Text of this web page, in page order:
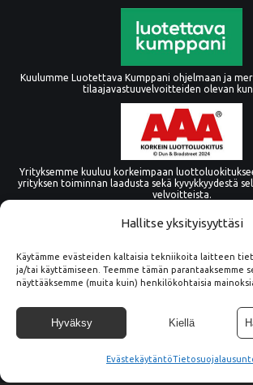
Hallitse yksityisyyttäsi
Käytämme evästeiden kaltaisia tekniikoita laitteen
ja/tai käyttämiseen. Teemme tämän parantaaksemme
näyttääksemme (muita kuin) henkilökohtaisia
selauskäyttäytymistä tai yksilöllisiä tunnuksia.
peruuttaminen voi vaikuttaa haitallisesti tiettyihin
toimintoihin.
Hyväksy Kiellä
Evästekäytäntö
Kuulumme Luotettava Kumppani ohjelmaan ja
tilaajavastuuvelvoitteiden olevan
Yrityksemme kuuluu korkeimpaan
yrityksen toiminnan laadusta sekä kyvykkyydestä
velvoitteista.
© Copyright Tämmöne Oy